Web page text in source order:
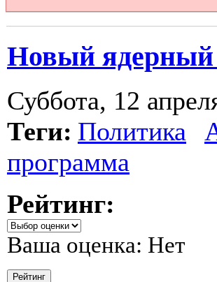
Новый
Суббота, 12
Теги: Политика
программа
Рейтинг:
Ваша оценка: Нет